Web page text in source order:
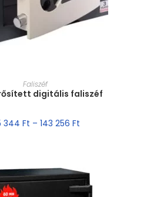
VÁLASZTÁSA
Faliszéf
digitális faliszéf
344 Ft – 143 256 Ft